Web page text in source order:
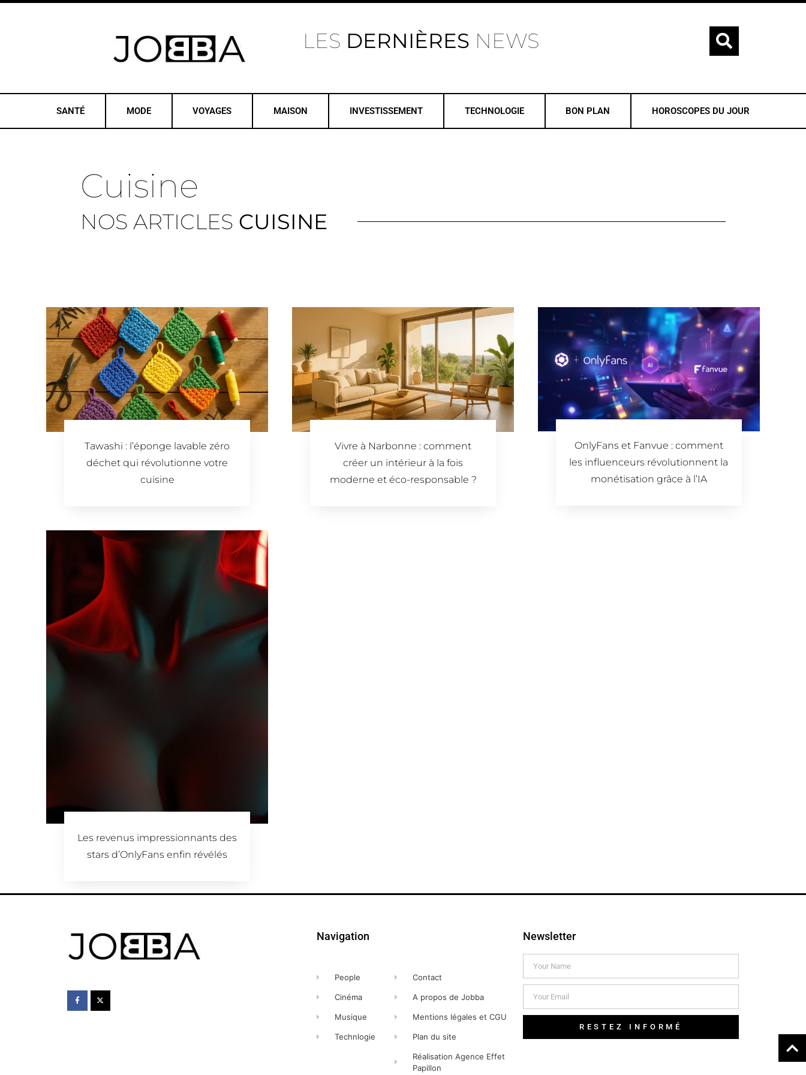
LES DERNIÈRES NEWS
SANTÉ MODE VOYAGES MAISON INVESTISSEMENT TECHNOLOGIE BON PLAN HOROSCOPES DU JOUR
Cuisine
NOS ARTICLES CUISINE
Tawashi : l’éponge lavable zéro
déchet qui révolutionne votre
cuisine
Vivre à Narbonne : comment
créer un intérieur à la fois
moderne et éco-responsable ?
OnlyFans et Fanvue : comment
les influenceurs révolutionnent la
monétisation grâce à l’IA
Les revenus impressionnants des
stars d’OnlyFans enfin révélés
Navigation
People
Cinéma
Musique
Technlogie
Contact
A propos de Jobba
Mentions légales et CGU
Plan du site
Réalisation Agence Effet
Papillon
Newsletter
RESTEZ INFORMÉ